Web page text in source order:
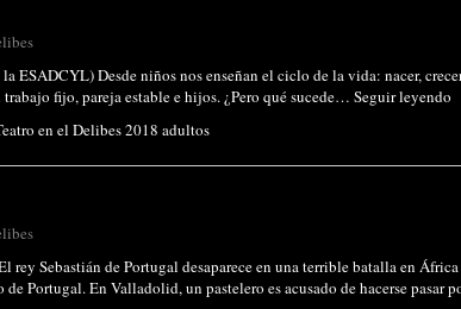
ESADCYL) Desde niños nos enseñan el ciclo de la vida: nacer,
fijo, pareja estable e hijos. ¿Pero qué sucede… Seguir leyendo
en el Delibes 2018 adultos
rey Sebastián de Portugal desaparece en una terrible batalla en
de Portugal. En Valladolid, un pastelero es acusado de hacerse pasar